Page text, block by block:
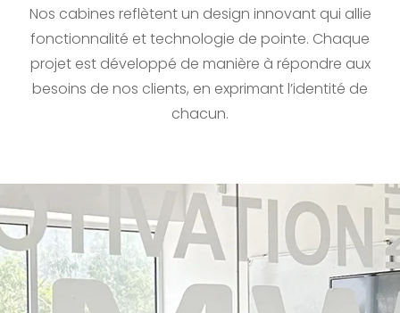
Nos cabines reflètent un design innovant qui allie
fonctionnalité et technologie de pointe. Chaque
projet est développé de manière à répondre aux
besoins de nos clients, en exprimant l’identité de
chacun.